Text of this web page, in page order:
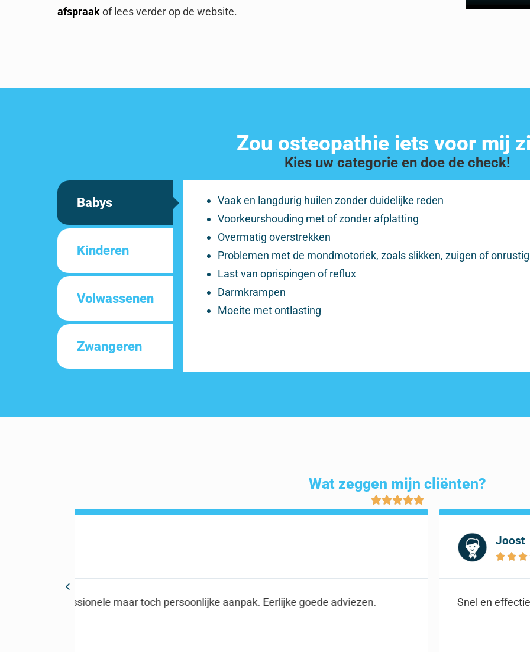
afspraakof lees verder op de website.
Zou osteopathie iets voor mij
Kies uw categorie en doe de check!
Babys
Kinderen
Volwassenen
Zwangeren
Vaak en langdurig huilen zonder duidelijke reden
Voorkeurshouding met of zonder afplatting
Overmatig overstrekken
Problemen met de mondmotoriek, zoals slikken, zuigen of
Last van oprispingen of reflux
Darmkrampen
Moeite met ontlasting
Wat zeggen mijn cliënten?

Snel en effectief geholpen, na een aantal behandelingen compleet klachtenvrij